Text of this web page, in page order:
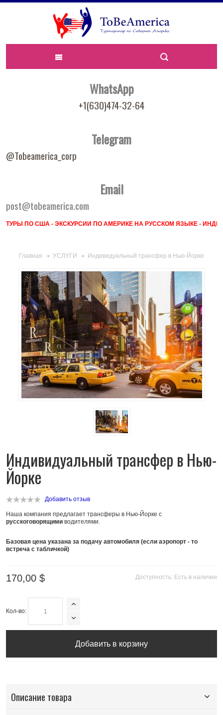
WhatsApp
+1(630)474-32-64
Telegram
@Tobeamerica_corp
Email
post@tobeamerica.com
ТУРЫ ПО США - ЭКСКУРСИИ ПО АМЕРИКЕ НА РУССКОМ ЯЗЫКЕ -
Главная УСЛУГИ Индивидуальный трансфер в Нью-Йорке
Индивидуальный трансфер в Нью-
Йорке
Добавить отзыв
Наша компания предлагает трансферы в Нью-Йорке с
русскоговорящими водителями.
Базовая цена указана за подачу автомобиля (если аэропорт - то
встреча с табличкой)
Доступность: Есть в наличии
170,00 $
Кол-во:
Добавить в корзину
Описание товара